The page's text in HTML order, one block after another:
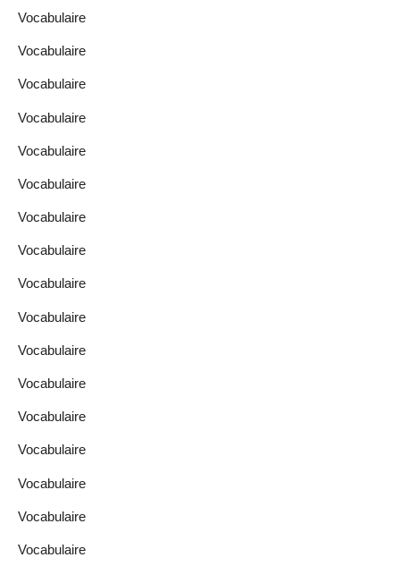
Vocabulaire
Vocabulaire
Vocabulaire
Vocabulaire
Vocabulaire
Vocabulaire
Vocabulaire
Vocabulaire
Vocabulaire
Vocabulaire
Vocabulaire
Vocabulaire
Vocabulaire
Vocabulaire
Vocabulaire
Vocabulaire
Vocabulaire